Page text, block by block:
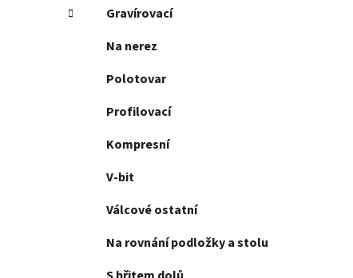
Gravírovací
Na nerez
Polotovar
Profilovací
Kompresní
V-bit
Válcové ostatní
Na rovnání podložky a stolu